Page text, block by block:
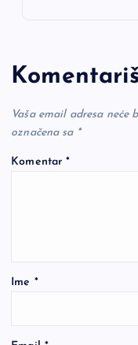
Vaša email adresa neće
označena sa *
Komentar*
Ime *